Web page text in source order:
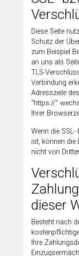
Diese Seite
Schutz der
zum Beispiel
an uns als
TLS-
Verbindung
Adresszeile
"https://"
Ihrer
Wenn die
ist, können die
nicht von
dieser
Besteht nach
Ihre